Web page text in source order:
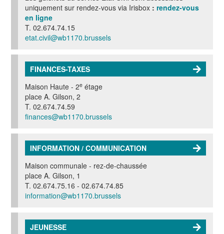
uniquement sur rendez-vous via Irisbox :rendez-vous
en ligne
T. 02.674.74.15
etat.civil@wb1170.brussels
FINANCES-TAXES
Maison Haute - 2e étage
place A. Gilson, 2
T. 02.674.74.59
finances@wb1170.brussels
INFORMATION / COMMUNICATION
Maison communale - rez-de-chaussée
place A. Gilson, 1
T. 02.674.75.16 - 02.674.74.85
information@wb1170.brussels
JEUNESSE